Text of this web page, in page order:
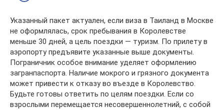
Указанный пакет актуален, если виза в Таиланд в Москве
не оформлялась, срок пребывания в Королевстве
меньше 30 дней, а цель поездки — туризм. По прилету в
аэропорту предъявите указанные выше документы.
Пограничник особое внимание уделяет оформлению
загранпаспорта. Наличие мокрого и грязного документа
может привести к отказу во въезде в Королевство.
Будьте готовы ответить по целям поездки. Если со
взрослыми перемещается несовершеннолетний, с собой